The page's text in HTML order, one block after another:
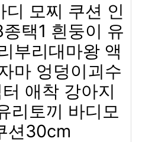
디 모찌 쿠션 인
택1 흰둥이 유
부리대마왕 액
마 엉덩이괴수
애착 강아지
리토끼 바디모
션30cm